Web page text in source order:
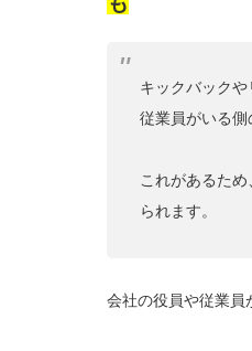
キックバック
従業員がいる側
これがあるた
られます。
会社の役員や従業員